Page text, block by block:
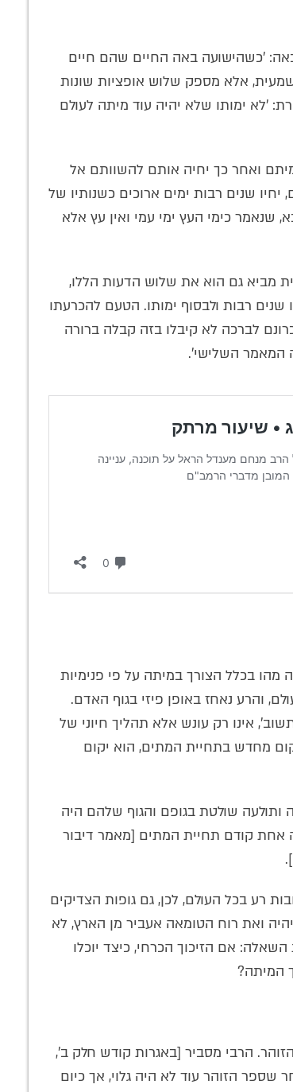
'כשהישועה באה החיים שהם חיים
אלא מספק שלוש אופציות שונות
'לא ימותו שלא יהיה עוד מיתה לעולם
ואחר כך יחיה אותם להשוותם אל
שנים רבות ימים ארוכים כשנותיו של
שנאמר כימי העץ ימי עמי ואין עץ אלא
מביא גם הוא את שלוש הדעות הללו,
רבות ולבסוף ימותו. הטעם להכרעתו
לברכה לא קיבלו בזה קבלה ברורה
המאמר השלישי'.
מהו בכלל הצורך במיתה על פי פנימיות
והרע נאחז באופן פיזי בגוף האדם.
אינו רק עונש אלא תהליך חיוני של
מחדש בתחיית המתים, הוא יקום
ותולעה שולטת בגופם והגוף שלהם היה
אחת קודם תחיית המתים [מאמר דיבור
רע בכל העולם, לכן, גם גופות הצדיקים
ואת רוח הטומאה אעביר מן הארץ, לא
אם הזיכוך הכרחי, כיצד יוכלו
המיתה?
הרבי מסביר [באגרות קודש חלק ב',
הזוהר עוד לא היה גלוי, אך כיום